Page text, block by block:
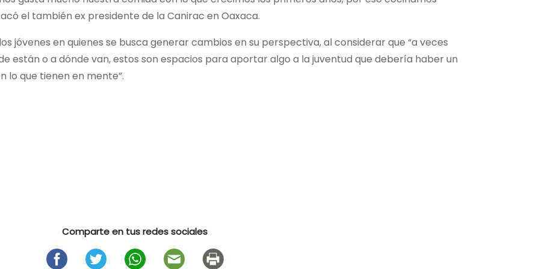
el también ex presidente de la Canirac en Oaxaca.
jóvenes en quienes se busca generar cambios en su perspectiva, al considerar que “a veces
están o a dónde van, estos son espacios para aportar algo a la juventud que debería haber un
lo que tienen en mente”.
Comparte en tus redes sociales